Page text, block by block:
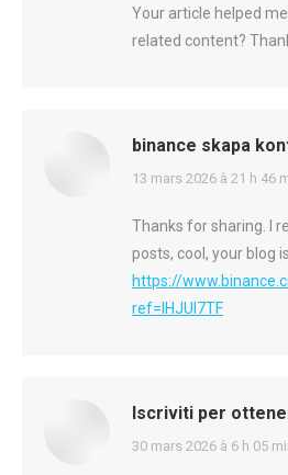
Your article helped
related content?
binance skapa
says:
13 mars 2026 à 21 h 46
Thanks for sharing. I
posts, cool, your blog
https://
ref=IHJUI7TF
Iscriviti per
says:
30 mars 2026 à 6 h 05